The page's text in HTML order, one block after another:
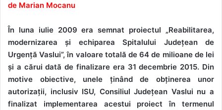
de Marian Mocanu
În luna iulie 2009 era semnat proiectul „Reabilitarea,
modernizarea și echiparea Spitalului Județean de
Urgență Vaslui”, în valoare totală de 64 de milioane de lei
și a cărui dată de finalizare era 31 decembrie 2015. Din
motive obiective, unele ținând de obținerea unor
autorizații, inclusiv ISU, Consiliul Județean Vaslui nu a
finalizat implementarea acestui proiect în termenul